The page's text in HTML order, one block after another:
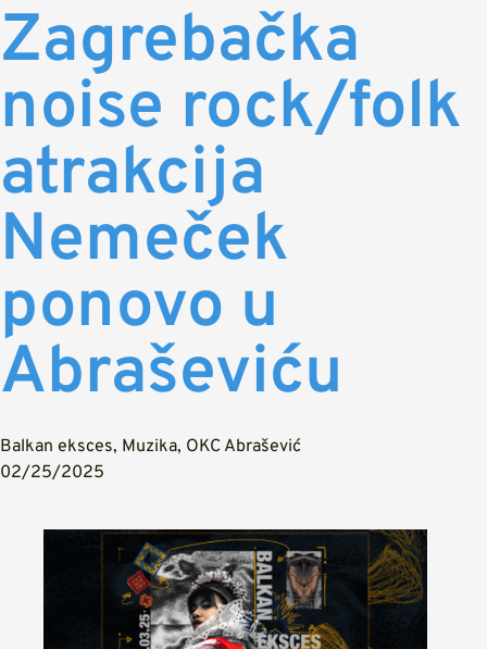
Zagrebačka
noise rock/folk
atrakcija
Nemeček
ponovo u
Abraševiću
Balkan eksces, Muzika, OKC Abrašević
02/25/2025